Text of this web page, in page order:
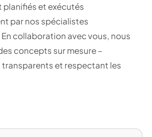
planifiés et exécutés
par nos spécialistes
collaboration avec vous, nous
concepts sur mesure –
et respectant les